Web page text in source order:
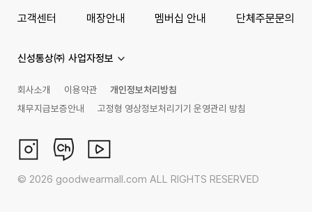
고객센터 매장안내 멤버십 안내 단체주문문의
신성통상㈜ 사업자정보
회사소개 이용약관
개인정보처리방침
채무지급보증안내
고정형 영상정보처리기기 운영관리 방침
© 2026 goodwearmall.com ALL RIGHTS RESERVED